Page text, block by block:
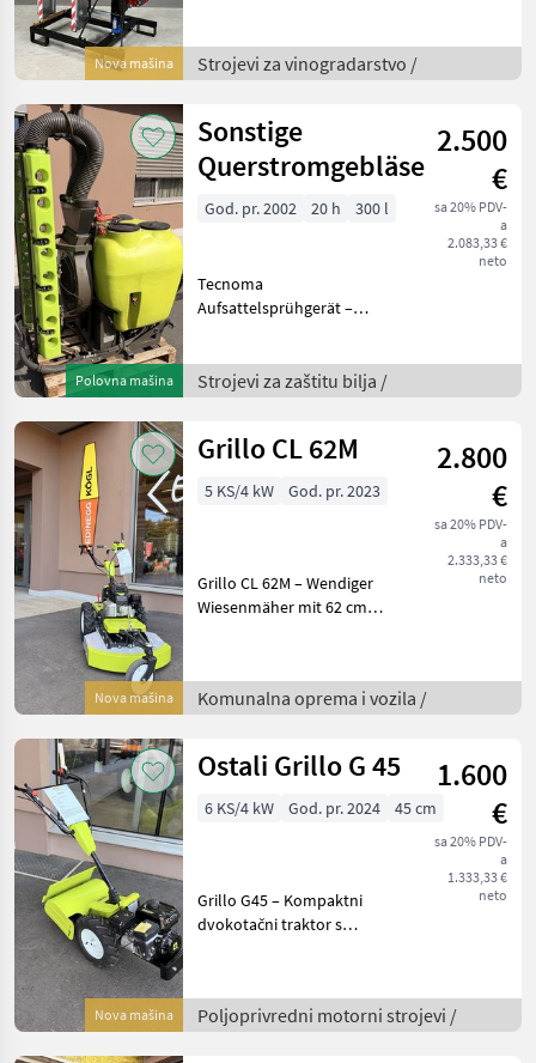
Nova mašina
Der ERO Profil
Laubschneider Modulline
Strojevi za vinogradarstvo /
Polovna mašina
Sonstige
Querstromgebläse
2.500
€
sa 20% PDV-
a
2.083,33 €
neto
God. pr. 2002 20 h 300 l
Tecnoma
Aufsattelsprühgerät –
Injektorwirkung
Beschreibung: Das
Aufsattelsprühgerät mit
Strojevi za zaštitu bilja /
Nova mašina
Grillo CL 62M
2.800
€
sa 20% PDV-
a
2.333,33 €
neto
5 KS/4 kW God. pr. 2023
Grillo CL 62M – Wendiger
Wiesenmäher mit 62 cm
62M überzeugt durch seine
Wendigkeit und Effizienz
Komunalna oprema i vozila /
Nova mašina
Ostali Grillo G 45
1.600
€
sa 20% PDV-
a
1.333,33 €
neto
6 KS/4 kW God. pr. 2024 45 cm
Grillo G45 – Kompaktni
dvokotačni traktor s
G45 je kompaktni
dvokotačni traktor idealan
Poljoprivredni motorni strojevi /